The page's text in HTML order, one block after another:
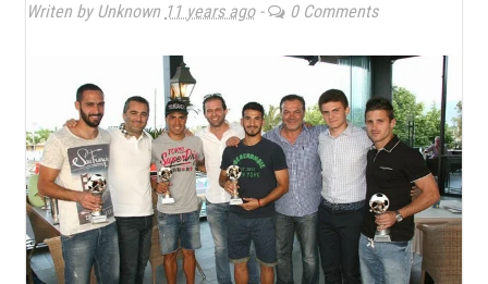
Writen by Unknown 11 years ago- 0 Comments